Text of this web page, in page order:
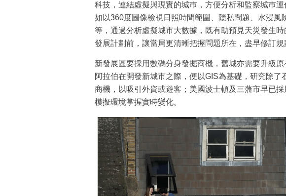
科技，連結虛擬與現實的城巿，方便分析和監察城巿運
如以360度圖像檢視日照時間範圍、隱私問題、水浸風
等，通過分析虛擬城市大數據，既有助預見天災發生
發展計劃前，讓當局更清晰把握問題所在，盡早修訂規
新發展區要採用數碼分身發掘商機，舊城亦需要升級
阿拉伯在開發新城市之際，便以GIS為基礎，研究除
商機，以吸引外資或遊客；美國波士頓及三藩市早已
模擬環境掌握實時變化。